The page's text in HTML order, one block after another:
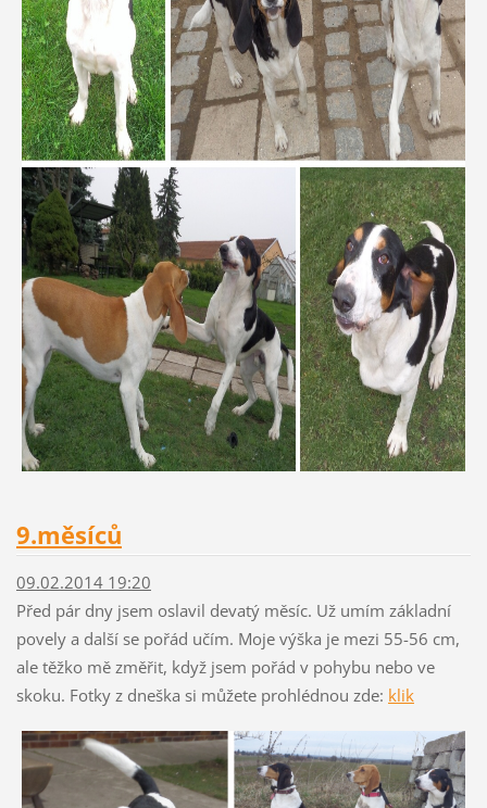
9.měsíců
09.02.2014 19:20
Před pár dny jsem oslavil devatý měsíc. Už umím základní
povely a další se pořád učím. Moje výška je mezi 55-56 cm,
ale těžko mě změřit, když jsem pořád v pohybu nebo ve
skoku. Fotky z dneška si můžete prohlédnou zde: klik